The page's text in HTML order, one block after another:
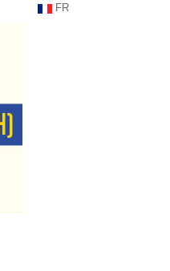
FR